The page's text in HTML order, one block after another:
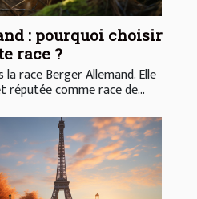
: pourquoi choisir
race ?
race Berger Allemand. Elle
réputée comme race de...